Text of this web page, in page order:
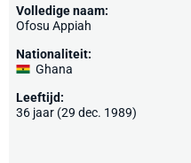
Volledige naam:
Ofosu Appiah
Nationaliteit:
Ghana
Leeftijd:
36 jaar (29 dec. 1989)